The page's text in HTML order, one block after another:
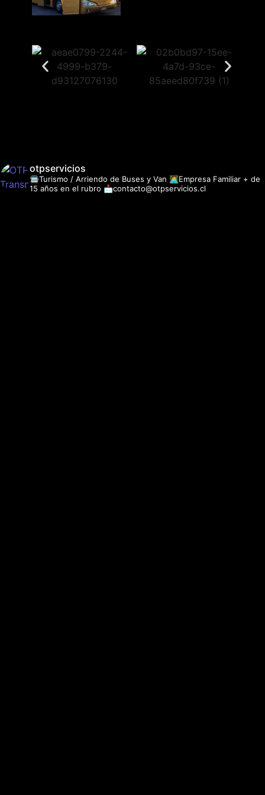
otpservicios
🚍Turismo / Arriendo de Buses y Van 👩‍💻Empresa Familiar + de
15 años en el rubro 📩contacto@otpservicios.cl